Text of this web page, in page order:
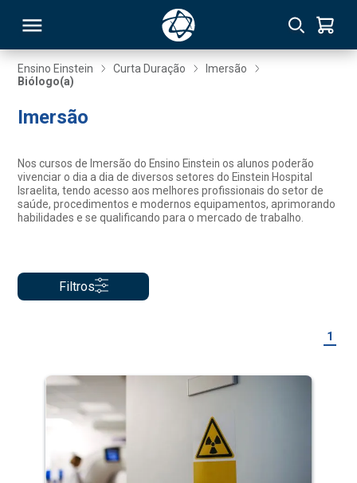
Ensino Einstein Curta Duração
Imersão
Biólogo(a)
Imersão
Nos cursos de Imersão do Ensino Einstein os alunos poderão
vivenciar o dia a dia de diversos setores do Einstein Hospital
Israelita, tendo acesso aos melhores profissionais do setor de
saúde, procedimentos e modernos equipamentos, aprimorando
habilidades e se qualificando para o mercado de trabalho.
Filtros
1